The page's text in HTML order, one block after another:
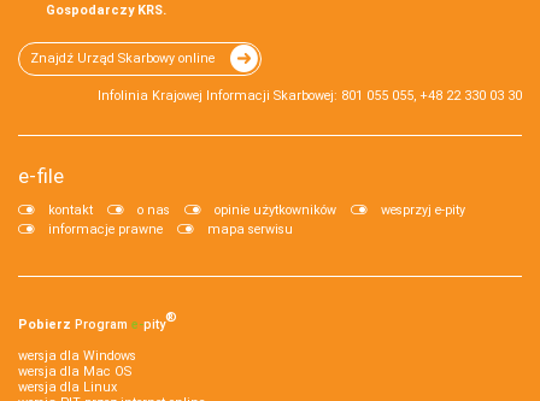
Gospodarczy KRS.
Znajdź Urząd Skarbowy online
Infolinia Krajowej Informacji Skarbowej: 801 055 055, +48 22 330 03 30
e-file
kontakt o nas opinie użytkowników
wesprzyj e-pity
informacje prawne
mapa serwisu
Pobierz Program e‑pity®
wersja dla Windows
wersja dla Mac OS
wersja dla Linux